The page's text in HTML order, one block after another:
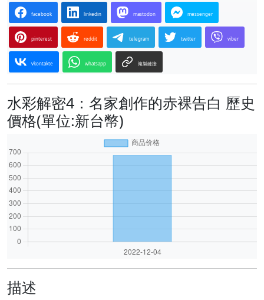
facebook linkedin mastodon messenger
pinterest reddit telegram twitter viber
vkontakte whatsapp 複製鏈接
水彩解密4：名家創作的赤裸告白 歷史
價格(單位:新台幣)
描述